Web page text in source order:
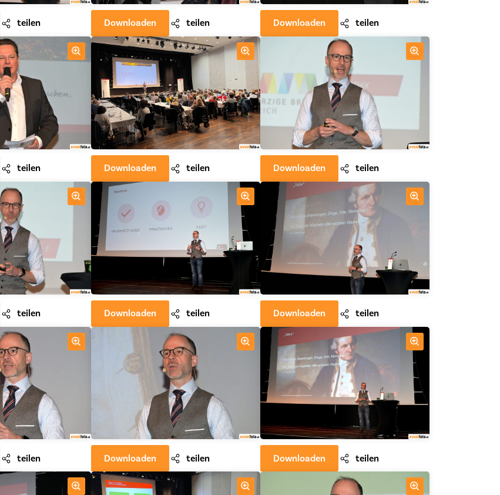
teilen Downloaden teilen Downloaden teilen
teilen Downloaden teilen Downloaden teilen
teilen Downloaden teilen Downloaden teilen
teilen Downloaden teilen Downloaden teilen